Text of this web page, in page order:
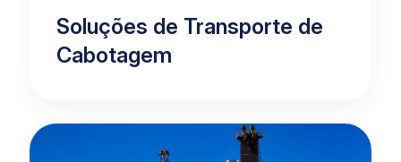
Soluções de Transporte de
Cabotagem